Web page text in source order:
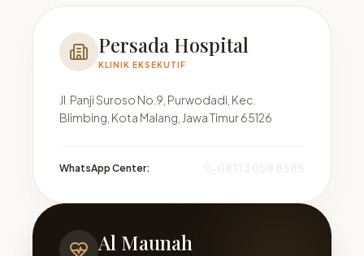
Persada Hospital
KLINIK EKSEKUTIF
Jl. Panji Suroso No.9, Purwodadi, Kec.
Blimbing, Kota Malang, Jawa Timur 65126
WhatsApp Center:
Al Maunah